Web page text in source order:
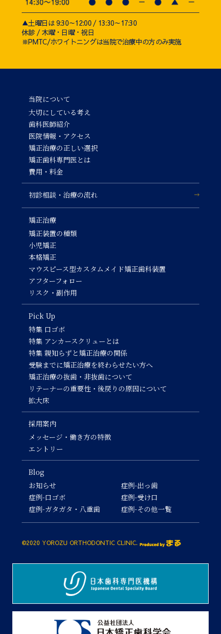
▲土曜日は 9:30～12:00 / 13:30～17:30
休診 / 木曜・日曜・祝日
※PMTC/ホワイトニングは当院で治療中の方のみ実施
当院について
大切にしている考え
歯科医師紹介
医院情報・アクセス
矯正治療の正しい選択
矯正歯科専門医とは
費用・料金
初診相談・治療の流れ
矯正治療
矯正装置の種類
小児矯正
本格矯正
マウスピース型カスタムメイド矯正歯科装置
アフターフォロー
リスク・副作用
Pick Up
特集 口ゴボ
特集 アンカースクリューとは
特集 親知らずと矯正治療の関係
受験までに矯正治療を終わらせたい方へ
矯正治療の抜歯・非抜歯について
リテーナーの重要性・後戻りの原因について
拡大床
採用案内
メッセージ・働き方の特徴
エントリー
Blog
お知らせ
症例-口ゴボ
症例-ガタガタ・八重歯
症例-出っ歯
症例-受け口
症例-その他一覧
©2020 YOROZU ORTHODONTIC CLINIC.